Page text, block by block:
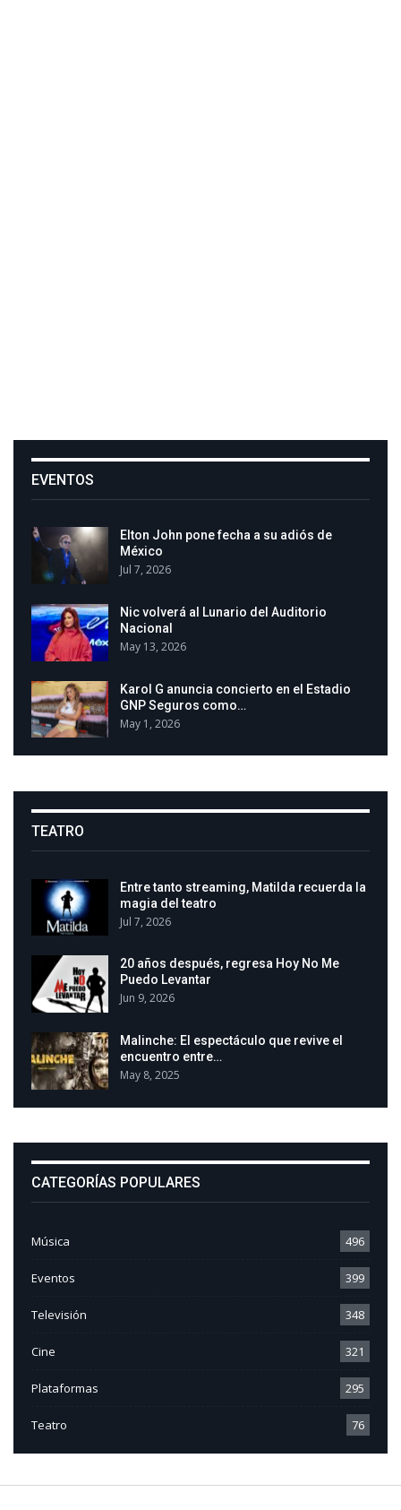
EVENTOS
Elton John pone fecha a su adiós de
México
Jul 7, 2026
Nic volverá al Lunario del Auditorio
Nacional
May 13, 2026
Karol G anuncia concierto en el Estadio
GNP Seguros como…
May 1, 2026
TEATRO
Entre tanto streaming, Matilda recuerda la
magia del teatro
Jul 7, 2026
20 años después, regresa Hoy No Me
Puedo Levantar
Jun 9, 2026
Malinche: El espectáculo que revive el
encuentro entre…
May 8, 2025
CATEGORÍAS POPULARES
Música 496
Eventos 399
Televisión 348
Cine 321
Plataformas 295
Teatro 76